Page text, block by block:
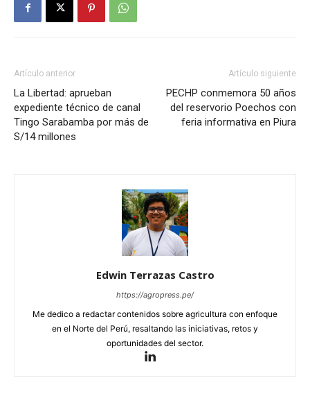
Artículo anterior
La Libertad: aprueban
expediente técnico de canal
Tingo Sarabamba por más de
S/14 millones
Artículo siguiente
PECHP conmemora 50 años
del reservorio Poechos con
feria informativa en Piura
Edwin Terrazas Castro
https://agropress.pe/
Me dedico a redactar contenidos sobre agricultura con enfoque
en el Norte del Perú, resaltando las iniciativas, retos y
oportunidades del sector.